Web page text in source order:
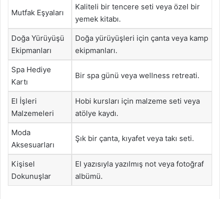
Mutfak Eşyaları
Kaliteli bir tencere seti veya özel bir
yemek kitabı.
Doğa Yürüyüşü
Ekipmanları
Doğa yürüyüşleri için çanta veya kamp
ekipmanları.
Spa Hediye
Kartı
Bir spa günü veya wellness retreati.
El İşleri
Malzemeleri
Hobi kursları için malzeme seti veya
atölye kaydı.
Moda
Aksesuarları
Şık bir çanta, kıyafet veya takı seti.
Kişisel
Dokunuşlar
El yazısıyla yazılmış not veya fotoğraf
albümü.